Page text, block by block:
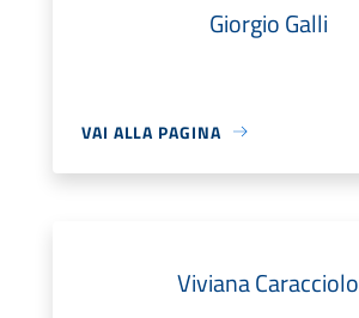
Giorgio Galli
VAI ALLA PAGINA
Viviana Caracciolo